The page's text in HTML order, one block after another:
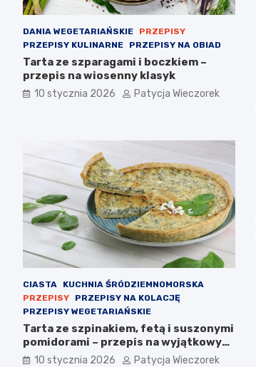
DANIA WEGETARIAŃSKIE
PRZEPISY
PRZEPISY KULINARNE
PRZEPISY NA OBIAD
Tarta ze szparagami i boczkiem –
przepis na wiosenny klasyk
10 stycznia 2026 Patycja Wieczorek
CIASTA
KUCHNIA ŚRÓDZIEMNOMORSKA
PRZEPISY
PRZEPISY NA KOLACJĘ
PRZEPISY WEGETARIAŃSKIE
Tarta ze szpinakiem, fetą i suszonymi
pomidorami – przepis na wyjątkowy
smak
10 stycznia 2026 Patycja Wieczorek